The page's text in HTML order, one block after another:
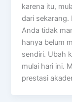
karena itu,
dari sekarang.
Anda tidak
hanya belum
sendiri. Ubah
mulai hari ini.
prestasi